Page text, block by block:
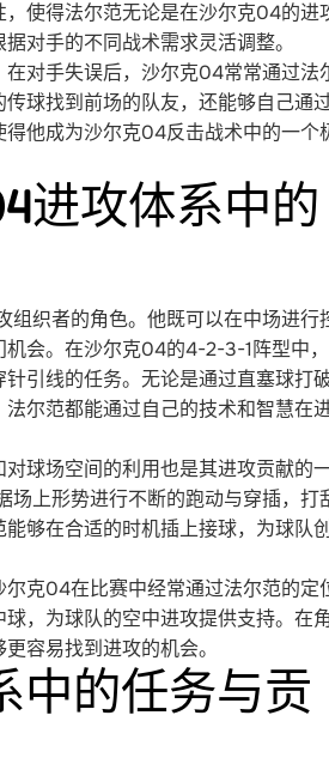
使得法尔范无论是在沙尔克04的进
对手的不同战术需求灵活调整。
对手失误后，沙尔克04常常通过法
球找到前场的队友，还能够自己通
他成为沙尔克04反击战术中的一个
进攻体系中的
织者的角色。他既可以在中场进行
会。在沙尔克04的4-2-3-1阵型中，
引线的任务。无论是通过直塞球打
尔范都能通过自己的技术和智慧在
球场空间的利用也是其进攻贡献的
上形势进行不断的跑动与穿插，打
够在合适的时机插上接球，为球队创
克04在比赛中经常通过法尔范的定
，为球队的空中进攻提供支持。在角
容易找到进攻的机会。
中的任务与贡